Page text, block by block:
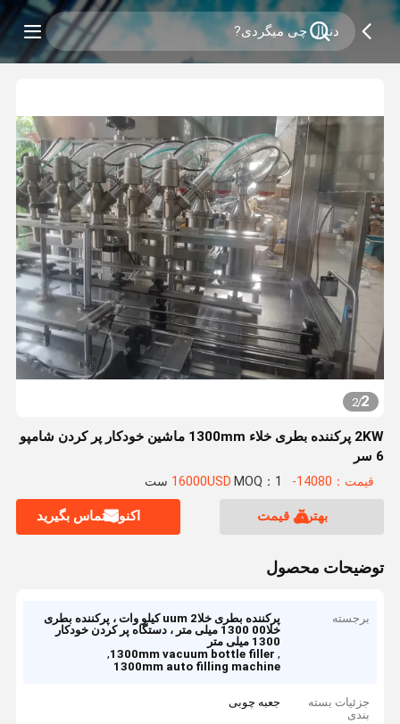
2
/
2
2KW پرکننده بطری خلاء 1300mm ماشین خودکار پر کردن شامپو
6 سر
قیمت：14080-16000USD MOQ：1 ست
بهترین قیمت اکنون تماس بگیرید
توضیحات محصول
برجسته
پرکننده بطری خلاuum 2 کیلو وات ، پرکننده بطری
خلا00 1300 میلی متر ، دستگاه پر کردن خودکار
1300 میلی متر
,
1300mm vacuum bottle filler
,
1300mm auto filling machine
جزئیات بسته
بندی
جعبه چوبی